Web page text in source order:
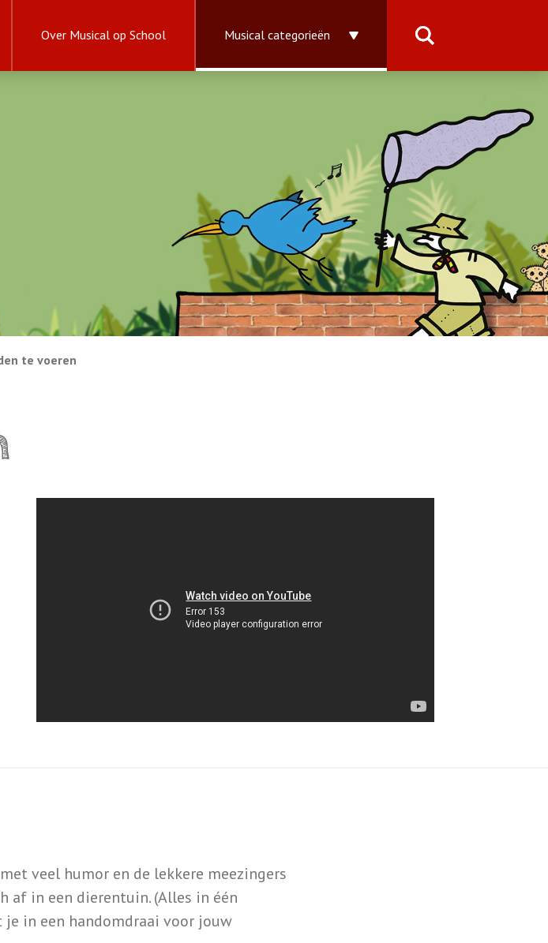
Over Musical op School Musical categorieën
te voeren
veel humor en de lekkere meezingers
af in een dierentuin. (Alles in één
je in een handomdraai voor jouw